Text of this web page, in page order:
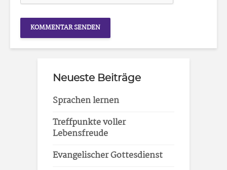
Neueste Beiträge
Sprachen lernen
Treffpunkte voller
Lebensfreude
Evangelischer Gottesdienst